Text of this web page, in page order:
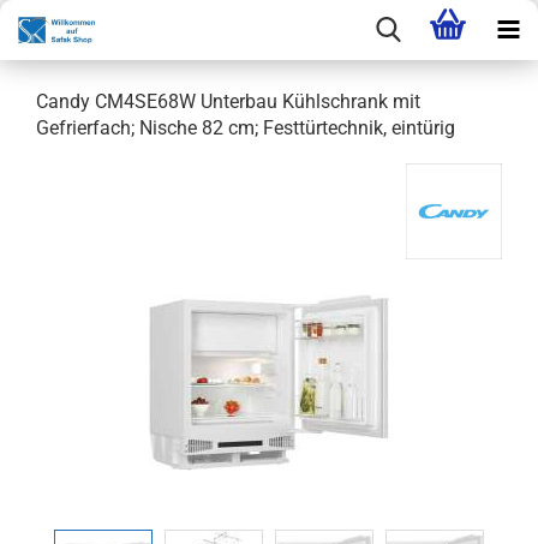
Candy CM4SE68W Unterbau Kühlschrank mit
Gefrierfach; Nische 82 cm; Festtürtechnik, eintürig